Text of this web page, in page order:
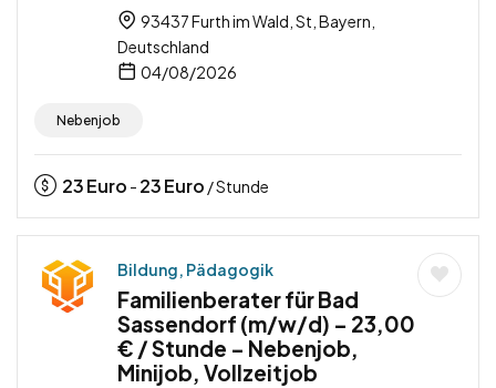
93437 Furth im Wald, St, Bayern,
Deutschland
04/08/2026
Nebenjob
23Euro - 23Euro / Stunde
Bildung, Pädagogik
Familienberater für Bad
Sassendorf (m/w/d) – 23,00
€ / Stunde – Nebenjob,
Minijob, Vollzeitjob